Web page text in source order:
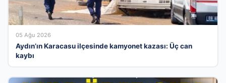
05 Ağu 2026
Aydın’ın Karacasu ilçesinde kamyonet kazası: Üç can
kaybı